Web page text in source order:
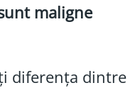
maligne
diferența dintre